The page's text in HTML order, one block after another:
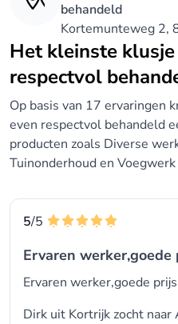
behandeld
Kortemunteweg 2,
Het kleinste klusje wordt even
respectvol
Op basis van 17 ervaringen
even respectvol behandeld
producten zoals Diverse
Tuinonderhoud en
5/5
Ervaren werker,goede
Ervaren werker,goede
Dirk uit Kortrijk zocht naar